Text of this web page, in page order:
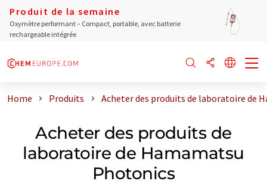
Produit de la semaine
Oxymètre performant – Compact, portable, avec batterie
rechargeable intégrée
Home Produits Acheter des produits de laboratoire de
Acheter des produits de
laboratoire de Hamamatsu
Photonics